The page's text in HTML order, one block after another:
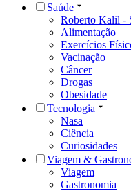
Saúde
Roberto Kalil -
Alimentação
Exercícios
Vacinação
Câncer
Drogas
Obesidade
Tecnologia
Nasa
Ciência
Curiosidades
Viagem &
Viagem
Gastronomia